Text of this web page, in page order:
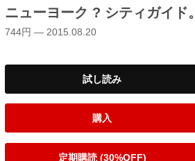
ニューヨーク ? シティガイド。
744円 — 2015.08.20
試し読み
購入
定期購読 (30%OFF)